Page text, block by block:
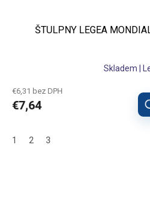
ŠTULPNY LEGEA
Skladem |
€6,31 bez DPH
€7,64
1 2 3